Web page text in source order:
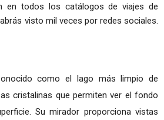
en todos los catálogos de viajes de
visto mil veces por redes sociales.
como el lago más limpio de
cristalinas que permiten ver el fondo
Su mirador proporciona vistas